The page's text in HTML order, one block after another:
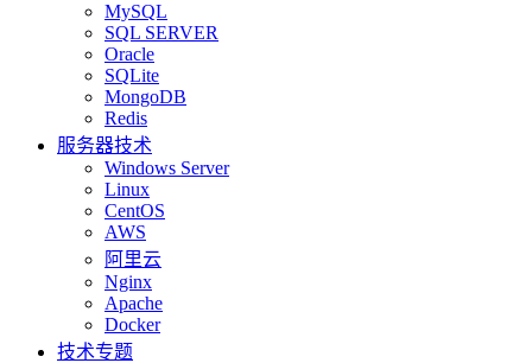
MySQL
SQL SERVER
Oracle
SQLite
MongoDB
Redis
服务器技术
Windows Server
Linux
CentOS
AWS
阿里云
Nginx
Apache
Docker
技术专题